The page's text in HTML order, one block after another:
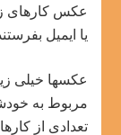
عکس کارهای
یا ایمیل
عکسها خیلی
مربوط به
تعدادی از